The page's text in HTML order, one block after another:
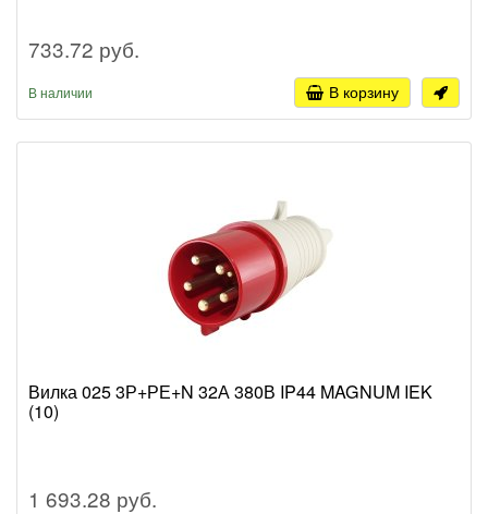
733.72 руб.
В наличии В корзину
Вилка 025 3Р+РЕ+N 32А 380В IP44 MAGNUM IEK
(10)
1 693.28 руб.